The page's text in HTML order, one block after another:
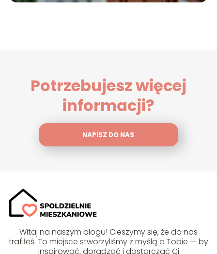
Potrzebujesz więcej
informacji?
NAPISZ DO NAS
Witaj na naszym blogu! Cieszymy się, że do nas
trafiłeś. To miejsce stworzyliśmy z myślą o Tobie — by
inspirować, doradzać i dostarczać Ci